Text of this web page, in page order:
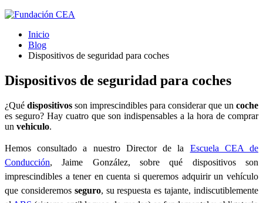
Inicio
Blog
Dispositivos de seguridad para coches
Dispositivos de seguridad para coches
¿Qué dispositivos son imprescindibles para considerar que un coche
es seguro? Hay cuatro que son indispensables a la hora de comprar
un vehiculo.
Hemos consultado a nuestro Director de la Escuela CEA de
Conducción, Jaime González, sobre qué dispositivos son
imprescindibles a tener en cuenta si queremos adquirir un vehículo
que consideremos seguro, su respuesta es tajante, indiscutiblemente